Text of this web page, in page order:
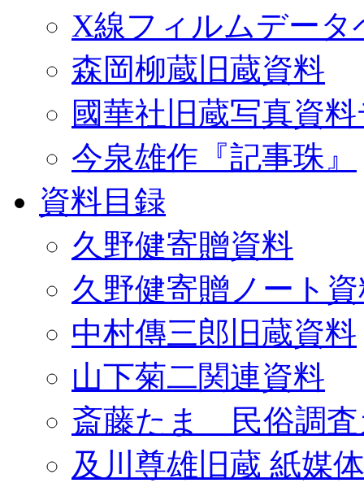
X線フィルムデータ
森岡柳蔵旧蔵資料
國華社旧蔵写真資
今泉雄作『記事珠』
資料目録
久野健寄贈資料
久野健寄贈ノート
中村傳三郎旧蔵資料
山下菊二関連資料
斎藤たま 民俗調査
及川尊雄旧蔵 紙媒